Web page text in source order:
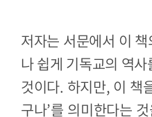
저자는 서문에서 이
나 쉽게 기독교의 역
것이다. 하지만, 이 책
구나’를 의미한다는